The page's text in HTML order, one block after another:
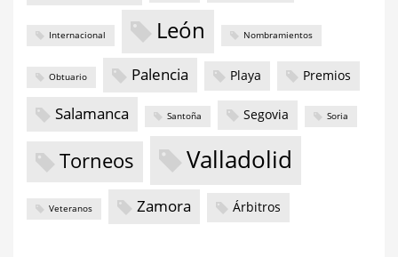
Internacional León Nombramientos
Obtuario Palencia Playa Premios
Salamanca Santoña Segovia Soria
Torneos Valladolid
Veteranos Zamora Árbitros